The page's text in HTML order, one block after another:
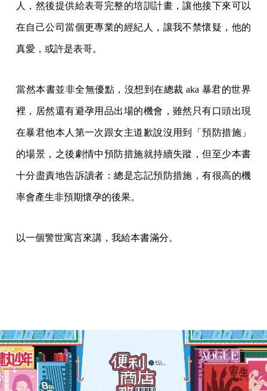
人，然後提供給表哥完整的培訓計畫，讓他接下來可以
在自己公司當個更專業的經紀人，讓我不禁懷疑，他的
真愛，或許是表哥。
當然本書並非全無優點，沒想到在總裁 aka 暴君的世界
裡，居然還有避孕用品出場的機會，雖然只有口頭出現
在暴君他本人第一次跟女主道歉說沒用到「預防措施」
的場景，之後劇情中預防措施就持續失蹤，但至少本書
十分盡責地告訴讀者：總是忘記預防措施，有很高的機
率會產生非預期懷孕的後果。
以一個警世寓言來講，我給本書滿分。